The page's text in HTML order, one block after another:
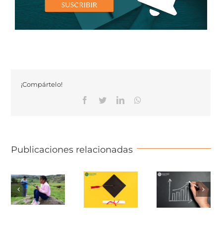
¡Compártelo!
Facebook
TwitterLinkedinWhatsapp
Publicaciones relacionadas